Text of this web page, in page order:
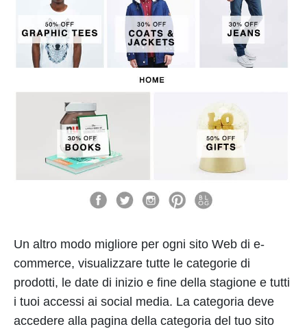
Un altro modo migliore per ogni sito Web di e-
commerce, visualizzare tutte le categorie di
prodotti, le date di inizio e fine della stagione e tutti
i tuoi accessi ai social media. La categoria deve
accedere alla pagina della categoria del tuo sito